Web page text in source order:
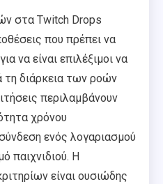
στα Twitch Drops
που πρέπει να
να είναι επιλέξιμοι να
τη διάρκεια των ροών
περιλαμβάνουν
χρόνου
ενός λογαριασμού
παιχνιδιού. Η
είναι ουσιώδης